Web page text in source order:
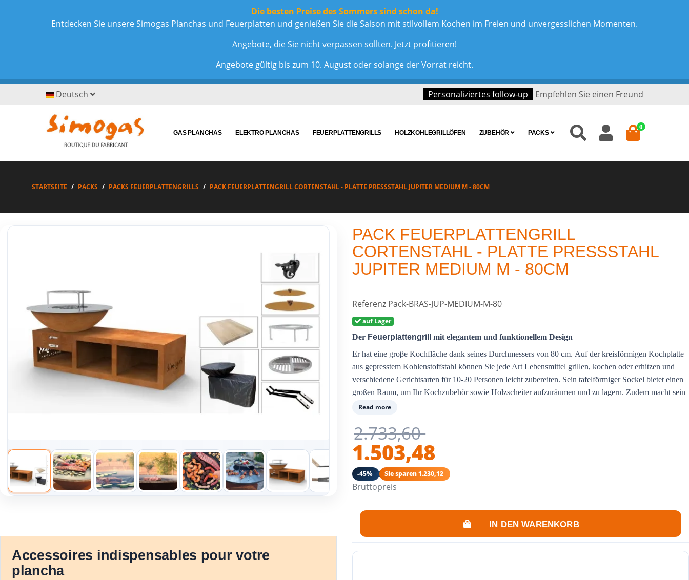
Die besten Preise des Sommers sind schon da!
Entdecken Sie unsere Simogas Planchas und Feuerplatten und genießen Sie die Saison mit stilvollem Kochen im Freien und unvergesslichen Momenten.
Angebote, die Sie nicht verpassen sollten. Jetzt profitieren!
Angebote gültig bis zum 10. August oder solange der Vorrat reicht.
Deutsch Personaliziertes follow-up Empfehlen Sie einen Freund
GAS PLANCHAS ELEKTRO PLANCHAS FEUERPLATTENGRILLS HOLZKOHLEGRILLÖFEN ZUBEHÖR PACKS
0
STARTSEITE PACKS PACKS FEUERPLATTENGRILLS PACK FEUERPLATTENGRILL CORTENSTAHL - PLATTE PRESSSTAHL JUPITER MEDIUM M - 80CM
PACK FEUERPLATTENGRILL
CORTENSTAHL - PLATTE PRESSSTAHL
JUPITER MEDIUM M - 80CM
Referenz Pack-BRAS-JUP-MEDIUM-M-80
auf Lager
Der Feuerplattengrill
mit elegantem und funktionellem Design
Er hat eine groβe Kochfläche dank seines Durchmessers von 80 cm. Auf der kreisförmigen Kochplatte
aus gepresstem Kohlenstoffstahl können Sie jede Art Lebensmittel grillen, kochen oder erhitzen und
verschiedene Gerichtsarten für 10-20 Personen leicht zubereiten. Sein tafelförmiger Sockel bietet einen
großen Raum, um Ihr Kochzubehör sowie Holzscheiter aufzuräumen und zu lagern. Zudem macht sein
Feuer einen gastfreundlichen und gemütlichen Lebensraum aus Ihrem Garten.
Read more
2.733,60
1.503,48
-45% Sie sparen 1.230,12
Bruttopreis
IN DEN WARENKORB
Accessoires indispensables pour votre
plancha